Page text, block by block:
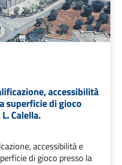
accessibilità
superficie di gioco
Calella.
accessibilità e
di gioco presso la